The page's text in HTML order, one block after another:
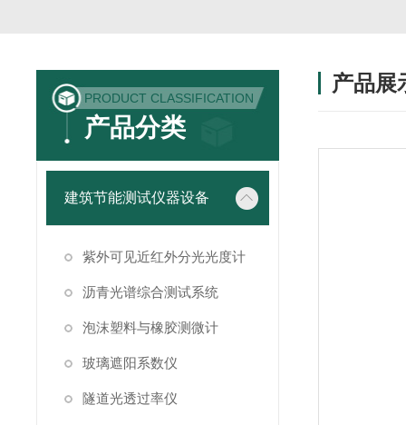
PRODUCT CLASSIFICATION
产品分类
建筑节能测试仪器设备
紫外可见近红外分光光度计
沥青光谱综合测试系统
泡沫塑料与橡胶测微计
玻璃遮阳系数仪
隧道光透过率仪
产品展